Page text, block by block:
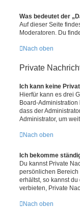
Was bedeutet der
Auf dieser Seite
Moderatoren. Du
Nach oben
Private
Ich kann keine
Hierfür kann es drei
Board-Administration
dass der
Administrator, um
Nach oben
Ich bekomme
Du kannst Private
persönlichen
erhältst, so kannst
verbieten, Private
Nach oben